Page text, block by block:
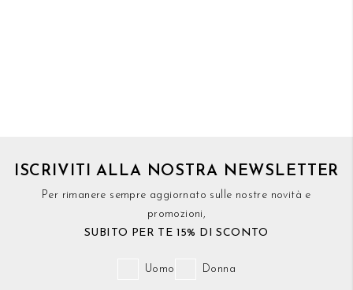
ISCRIVITI ALLA NOSTRA NEWSLETTER
Per rimanere sempre aggiornato sulle nostre novità e
promozioni,
SUBITO PER TE 15% DI SCONTO
Uomo Donna